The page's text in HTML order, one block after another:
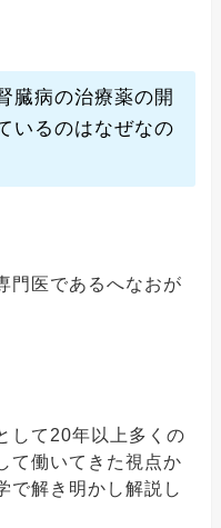
臓病の治療薬の開
いるのはなぜなの
門医であるへなおが
して20年以上多くの
て働いてきた視点か
で解き明かし解説し